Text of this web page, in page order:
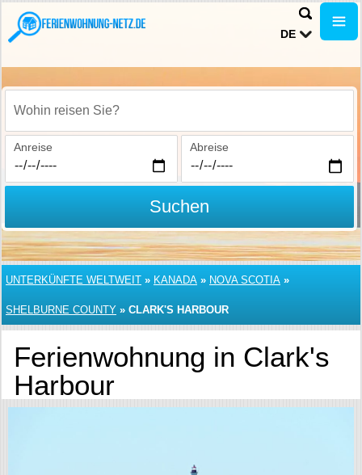
DE
Wohin reisen Sie?
Anreise Abreise
Suchen
UNTERKÜNFTE WELTWEIT » KANADA » NOVA SCOTIA »
SHELBURNE COUNTY » CLARK'S HARBOUR
Ferienwohnung in Clark's
Harbour